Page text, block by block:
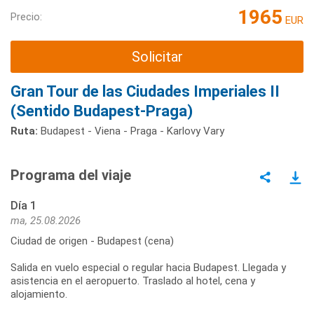
Precio: 1965 EUR
Solicitar
Gran Tour de las Ciudades Imperiales II
(Sentido Budapest-Praga)
Ruta: Budapest - Viena - Praga - Karlovy Vary
Programa del viaje
Día 1
ma, 25.08.2026
Ciudad de origen - Budapest (cena)
Salida en vuelo especial o regular hacia Budapest. Llegada y
asistencia en el aeropuerto. Traslado al hotel, cena y
alojamiento.